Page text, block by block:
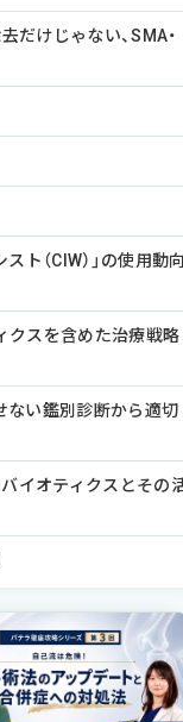
だけじゃない、SMA・
ト（CIW）」の使用動
クスを含めた治療戦略
ない鑑別診断から適切
バイオティクスとその